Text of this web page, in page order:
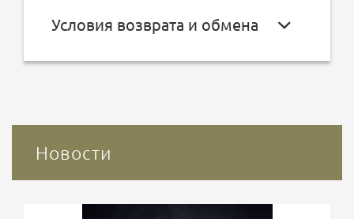
Условия возврата и обмена
Новости